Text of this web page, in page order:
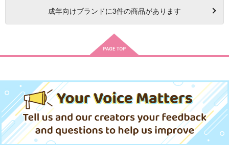
成年向けブランドに3件の商品があります